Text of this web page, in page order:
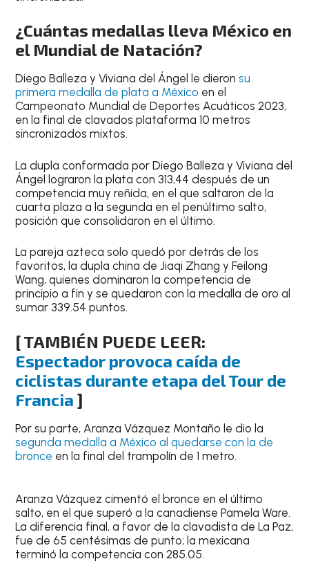
¿Cuántas medallas lleva México en
el Mundial de Natación?
Diego Balleza y Viviana del Ángel le dieronsu
primera medalla de plata a México en el
Campeonato Mundial de Deportes Acuáticos 2023,
en la final de clavados plataforma 10 metros
sincronizados mixtos.
La dupla conformada por Diego Balleza y Viviana del
Ángel lograron la plata con 313,44 después de un
competencia muy reñida, en el que saltaron de la
cuarta plaza a la segunda en el penúltimo salto,
posición que consolidaron en el último.
La pareja azteca solo quedó por detrás de los
favoritos, la dupla china de Jiaqi Zhang y Feilong
Wang, quienes dominaron la competencia de
principio a fin y se quedaron con la medalla de oro al
sumar 339.54 puntos.
[ TAMBIÉN PUEDE LEER:
Espectador provoca caída de
ciclistas durante etapa del Tour de
Francia ]
Por su parte, Aranza Vázquez Montaño le dio la
segunda medalla a México al quedarse con la de
bronce en la final del trampolín de 1 metro.
Aranza Vázquez cimentó el bronce en el último
salto, en el que superó a la canadiense Pamela Ware.
La diferencia final, a favor de la clavadista de La Paz,
fue de 65 centésimas de punto; la mexicana
terminó la competencia con 285.05.